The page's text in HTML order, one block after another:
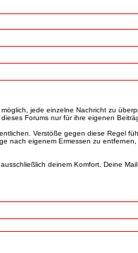
jede einzelne Nachricht zu
Forums nur für ihre eigenen
Verstöße gegen diese Regel
eigenem Ermessen zu
deinem Komfort. Deine